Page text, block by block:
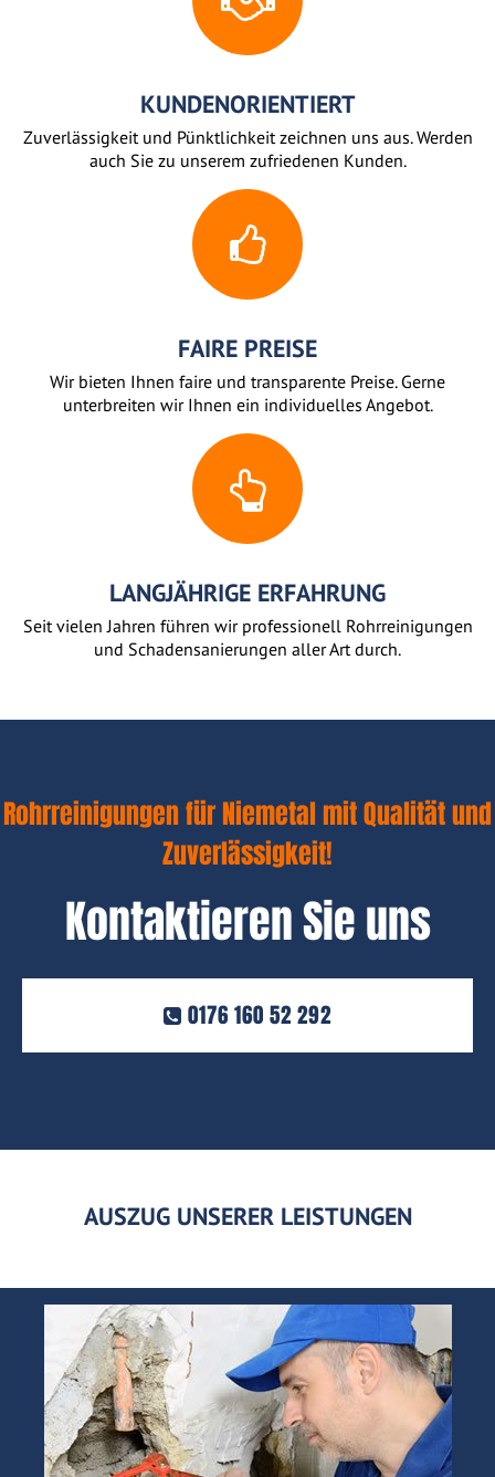
KUNDENORIENTIERT
Zuverlässigkeit und Pünktlichkeit zeichnen uns aus. Werden
auch Sie zu unserem zufriedenen Kunden.
FAIRE PREISE
Wir bieten Ihnen faire und transparente Preise. Gerne
unterbreiten wir Ihnen ein individuelles Angebot.
LANGJÄHRIGE ERFAHRUNG
Seit vielen Jahren führen wir professionell Rohrreinigungen
und Schadensanierungen aller Art durch.
Rohrreinigungen für Niemetal mit Qualität und
Zuverlässigkeit!
Kontaktieren Sie uns
0176 160 52 292
AUSZUG UNSERER LEISTUNGEN